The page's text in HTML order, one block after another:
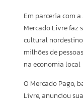
Em parceria com
Mercado Livre
cultural
milhões de
na economia local
O Mercado Pago,
Livre, anunciou